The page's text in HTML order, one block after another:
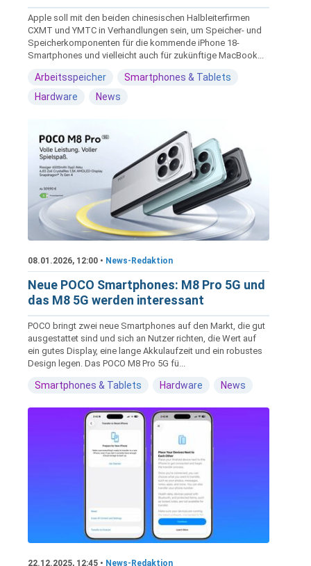
Apple soll mit den beiden chinesischen Halbleiterfirmen
CXMT und YMTC in Verhandlungen sein, um Speicher- und
Speicherkomponenten für die kommende iPhone 18-
Smartphones und vielleicht auch für zukünftige MacBook...
Arbeitsspeicher
Smartphones & Tablets
Hardware
News
08.01.2026, 12:00 • News-Redaktion
Neue POCO Smartphones: M8 Pro 5G und
das M8 5G werden interessant
POCO bringt zwei neue Smartphones auf den Markt, die gut
ausgestattet sind und sich an Nutzer richten, die Wert auf
ein gutes Display, eine lange Akkulaufzeit und ein robustes
Design legen. Das POCO M8 Pro 5G fü...
Smartphones & Tablets Hardware News
22.12.2025, 12:45 • News-Redaktion